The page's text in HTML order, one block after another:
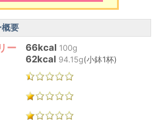
概要
ー 66kcal 100g
62kcal 94.15g(小鉢1杯)